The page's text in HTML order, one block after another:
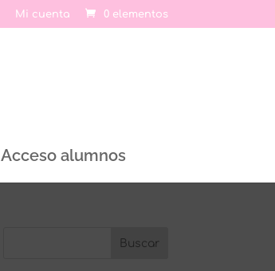
Mi cuenta 0 elementos
Acceso alumnos